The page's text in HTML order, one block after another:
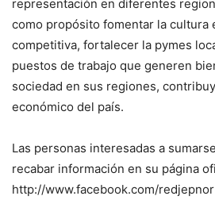
representación en diferentes
como propósito fomentar la cultura
competitiva, fortalecer la pymes
puestos de trabajo que generen
sociedad en sus regiones,
económico del país.
Las personas interesadas a
recabar información en su página
http://www.facebook.com/